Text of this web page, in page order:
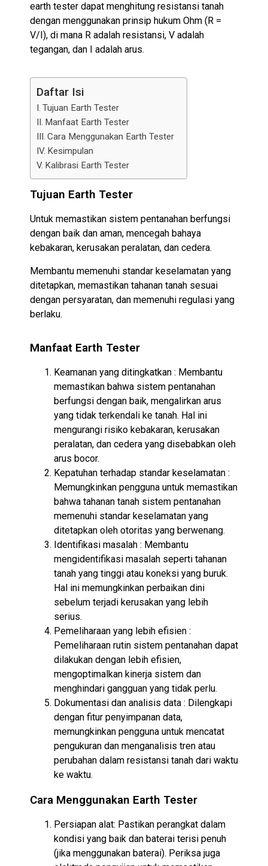
earth tester dapat menghitung resistansi tanah
dengan menggunakan prinsip hukum Ohm (R =
V/I), di mana R adalah resistansi, V adalah
tegangan, dan I adalah arus.
Daftar Isi
Tujuan Earth Tester
Manfaat Earth Tester
Cara Menggunakan Earth Tester
Kesimpulan
Kalibrasi Earth Tester
Tujuan Earth Tester
Untuk memastikan sistem pentanahan berfungsi
dengan baik dan aman, mencegah bahaya
kebakaran, kerusakan peralatan, dan cedera.
Membantu memenuhi standar keselamatan yang
ditetapkan, memastikan tahanan tanah sesuai
dengan persyaratan, dan memenuhi regulasi yang
berlaku.
Manfaat Earth Tester
Keamanan yang ditingkatkan : Membantu
memastikan bahwa sistem pentanahan
berfungsi dengan baik, mengalirkan arus
yang tidak terkendali ke tanah. Hal ini
mengurangi risiko kebakaran, kerusakan
peralatan, dan cedera yang disebabkan oleh
arus bocor.
Kepatuhan terhadap standar keselamatan :
Memungkinkan pengguna untuk memastikan
bahwa tahanan tanah sistem pentanahan
memenuhi standar keselamatan yang
ditetapkan oleh otoritas yang berwenang.
Identifikasi masalah : Membantu
mengidentifikasi masalah seperti tahanan
tanah yang tinggi atau koneksi yang buruk.
Hal ini memungkinkan perbaikan dini
sebelum terjadi kerusakan yang lebih
serius.
Pemeliharaan yang lebih efisien :
Pemeliharaan rutin sistem pentanahan dapat
dilakukan dengan lebih efisien,
mengoptimalkan kinerja sistem dan
menghindari gangguan yang tidak perlu.
Dokumentasi dan analisis data : Dilengkapi
dengan fitur penyimpanan data,
memungkinkan pengguna untuk mencatat
pengukuran dan menganalisis tren atau
perubahan dalam resistansi tanah dari waktu
ke waktu.
Cara Menggunakan Earth Tester
Persiapan alat: Pastikan perangkat dalam
kondisi yang baik dan baterai terisi penuh
(jika menggunakan baterai). Periksa juga